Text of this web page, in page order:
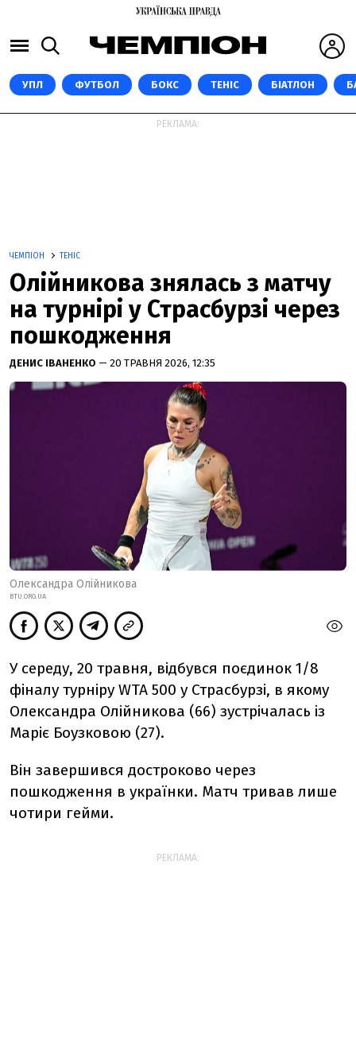
УПЛ ФУТБОЛ БОКС ТЕНІС БІАТЛОН
РЕКЛАМА:
ЧЕМПІОН ТЕНІС
Олійникова знялась з матчу
на турнірі у Страсбурзі через
пошкодження
ДЕНИС ІВАНЕНКО — 20 ТРАВНЯ 2026, 12:35
Олександра Олійникова
BTU.ORG.UA
У середу, 20 травня, відбувся поєдинок 1/8
фіналу турніру WTA 500 у Страсбурзі, в якому
Олександра Олійникова (66) зустрічалась із
Маріє Боузковою (27).
Він завершився достроково через
пошкодження в українки. Матч тривав лише
чотири гейми.
РЕКЛАМА: